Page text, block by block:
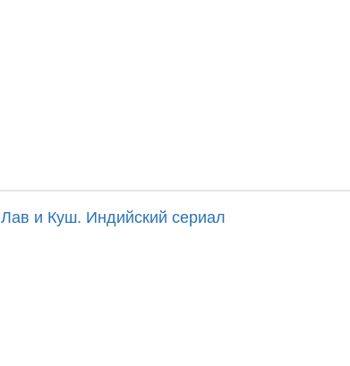
Лав и Куш. Индийский сериал